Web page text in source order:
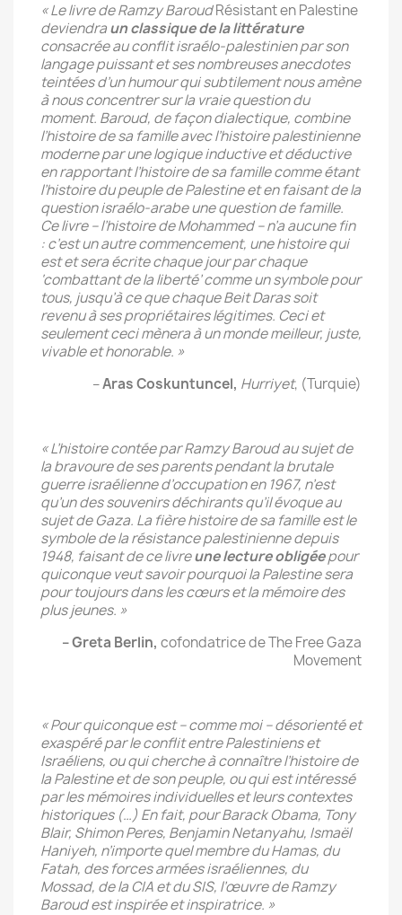
« Le livre de Ramzy BaroudRésistant en Palestine
deviendraun classique de la littérature
consacrée au conflit israélo-palestinien par son
langage puissant et ses nombreuses anecdotes
teintées d’un humour qui subtilement nous amène
à nous concentrer sur la vraie question du
moment. Baroud, de façon dialectique, combine
l’histoire de sa famille avec l’histoire palestinienne
moderne par une logique inductive et déductive
en rapportant l’histoire de sa famille comme étant
l’histoire du peuple de Palestine et en faisant de la
question israélo-arabe une question de famille.
Ce livre – l’histoire de Mohammed – n’a aucune fin
: c’est un autre commencement, une histoire qui
est et sera écrite chaque jour par chaque
‘combattant de la liberté’ comme un symbole pour
tous, jusqu’à ce que chaque Beit Daras soit
revenu à ses propriétaires légitimes. Ceci et
seulement ceci mènera à un monde meilleur, juste,
vivable et honorable. »
–Aras Coskuntuncel, Hurriyet, (Turquie)
« L’histoire contée par Ramzy Baroud au sujet de
la bravoure de ses parents pendant la brutale
guerre israélienne d’occupation en 1967, n’est
qu’un des souvenirs déchirants qu’il évoque au
sujet de Gaza. La fière histoire de sa famille est le
symbole de la résistance palestinienne depuis
1948, faisant de ce livreune lecture obligéepour
quiconque veut savoir pourquoi la Palestine sera
pour toujours dans les cœurs et la mémoire des
plus jeunes. »
– Greta Berlin, cofondatrice de The Free Gaza
Movement
« Pour quiconque est – comme moi – désorienté et
exaspéré par le conflit entre Palestiniens et
Israéliens, ou qui cherche à connaître l’histoire de
la Palestine et de son peuple, ou qui est intéressé
par les mémoires individuelles et leurs contextes
historiques (…) En fait, pour Barack Obama, Tony
Blair, Shimon Peres, Benjamin Netanyahu, Ismaël
Haniyeh, n’importe quel membre du Hamas, du
Fatah, des forces armées israéliennes, du
Mossad, de la CIA et du SIS, l’œuvre de Ramzy
Baroud est inspirée et inspiratrice. »